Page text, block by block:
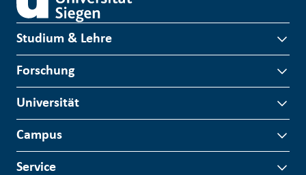
Studium & Lehre
Forschung
Universität
Campus
Service